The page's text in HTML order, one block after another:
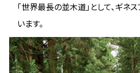
「世界最長の並木道」として、ギネ
います。